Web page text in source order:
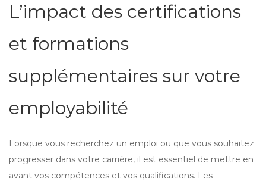
L’impact des certifications
et formations
supplémentaires sur votre
employabilité
Lorsque vous recherchez un emploi ou que vous souhaitez
progresser dans votre carrière, il est essentiel de mettre en
avant vos compétences et vos qualifications. Les